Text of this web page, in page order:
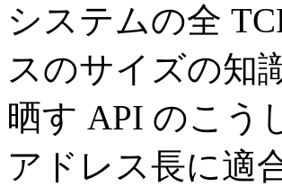
システムの全
スのサイズの知
晒す API のこう
アドレス長に適